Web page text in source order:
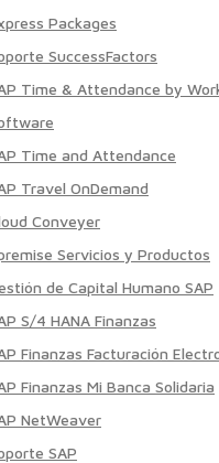
Packages
SuccessFactors
Time & Attendance by
Time and Attendance
Travel OnDemand
Conveyer
Servicios y Productos
de Capital Humano SAP
S/4 HANA Finanzas
Finanzas Facturación
Finanzas Mi Banca Solidaria
NetWeaver
SAP